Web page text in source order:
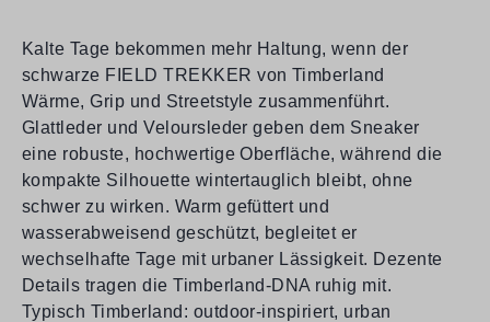
Kalte Tage bekommen mehr Haltung, wenn der
schwarze FIELD TREKKER von Timberland
Wärme, Grip und Streetstyle zusammenführt.
Glattleder und Veloursleder geben dem Sneaker
eine robuste, hochwertige Oberfläche, während die
kompakte Silhouette wintertauglich bleibt, ohne
schwer zu wirken. Warm gefüttert und
wasserabweisend geschützt, begleitet er
wechselhafte Tage mit urbaner Lässigkeit. Dezente
Details tragen die Timberland-DNA ruhig mit.
Typisch Timberland: outdoor-inspiriert, urban